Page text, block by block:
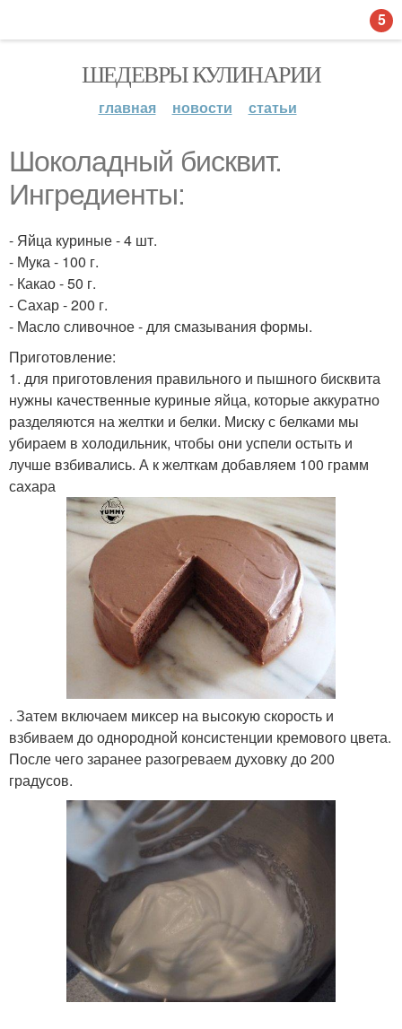
ШЕДЕВРЫ КУЛИНАРИИ
главная новости статьи
Шоколадный бисквит.
Ингредиенты:
- Яйца куриные - 4 шт.
- Мука - 100 г.
- Какао - 50 г.
- Сахар - 200 г.
- Масло сливочное - для смазывания формы.
Приготовление:
1. для приготовления правильного и пышного бисквита
нужны качественные куриные яйца, которые аккуратно
разделяются на желтки и белки. Миску с белками мы
убираем в холодильник, чтобы они успели остыть и
лучше взбивались. А к желткам добавляем 100 грамм
сахара
. Затем включаем миксер на высокую скорость и
взбиваем до однородной консистенции кремового цвета.
После чего заранее разогреваем духовку до 200
градусов.
5